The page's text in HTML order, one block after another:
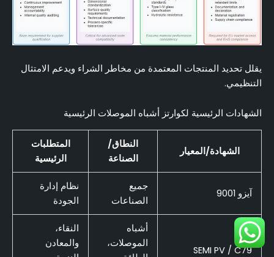
يقلل تحديد المنتجات المعتمدة من مخاطر الشراء ويدعم الامتثال
التنظيمي.
الشهادات الرئيسية لكوارتز أشباه الموصلات الرئيسية
الشهادة/المعيار
النطاق/
الصناعة
المتطلبات
الرئيسية
آيزو 9001
جميع
الصناعات
نظام إدارة
الجودة
SEMI PV / C79
أشباه
الموصلات،
النقاء،
والمعادن